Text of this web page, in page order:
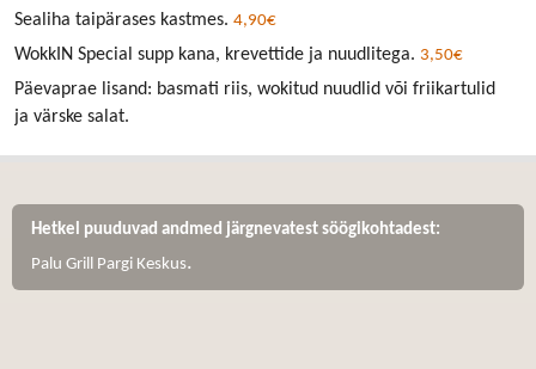
Sealiha taipärases kastmes. 4,90€
WokkIN Special supp kana, krevettide ja nuudlitega. 3,50€
Päevaprae lisand: basmati riis, wokitud nuudlid või friikartulid
ja värske salat.
Hetkel puuduvad andmed järgnevatest söögikohtadest:
Palu Grill Pargi Keskus.